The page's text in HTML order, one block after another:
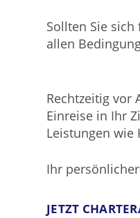
Sollten Sie
allen
Rechtzeitig vor
Einreise in Ihr
Leistungen wie
Ihr
JETZT